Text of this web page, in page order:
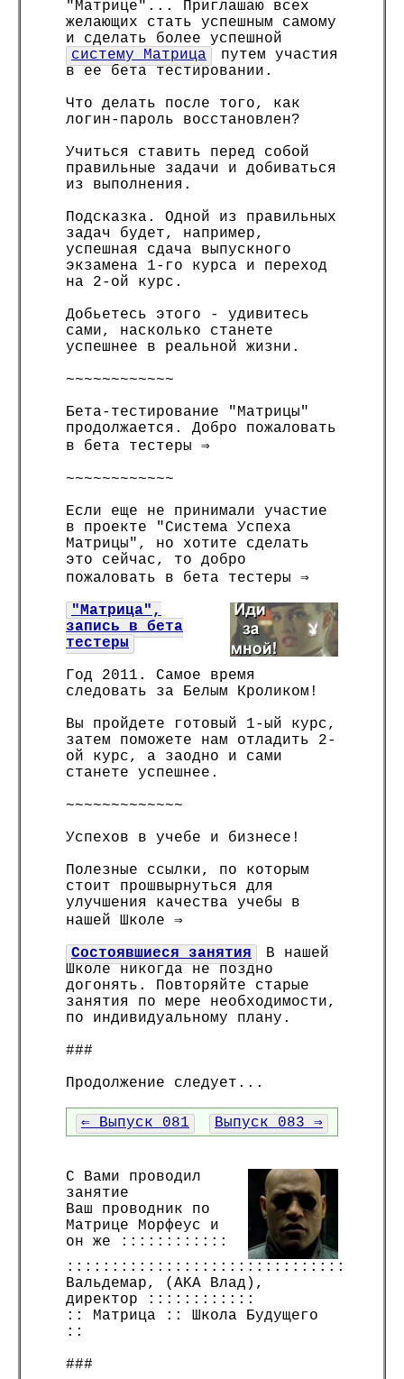
"Матрице"... Приглашаю всех
желающих стать успешным самому
и сделать более успешной
систему Матрица
путем участия
в ее бета тестировании.
Что делать после того, как
логин-пароль восстановлен?
Учиться ставить перед собой
правильные задачи и добиваться
из выполнения.
Подсказка. Одной из правильных
задач будет, например,
успешная сдача выпускного
экзамена 1-го курса и переход
на 2-ой курс.
Добьетесь этого - удивитесь
сами, насколько станете
успешнее в реальной жизни.
~~~~~~~~~~~~
Бета-тестирование "Матрицы"
продолжается. Добро пожаловать
в бета тестеры ⇒
~~~~~~~~~~~~
Если еще не принимали участие
в проекте "Система Успеха
Матрицы", но хотите сделать
это сейчас, то добро
пожаловать в бета тестеры ⇒
"Матрица",
запись в бета
тестеры
Год 2011. Самое время
следовать за Белым Кроликом!
Вы пройдете готовый 1-ый курс,
затем поможете нам отладить 2-
ой курс, а заодно и сами
станете успешнее.
~~~~~~~~~~~~~
Успехов в учебе и бизнесе!
Полезные ссылки, по которым
стоит прошвырнуться для
улучшения качества учебы в
нашей Школе ⇒
Состоявшиеся занятия
В нашей
Школе никогда не поздно
догонять. Повторяйте старые
занятия по мере необходимости,
по индивидуальному плану.
###
Продолжение следует...
⇐ Выпуск 081 Выпуск 083 ⇒
С Вами проводил
занятие
Ваш проводник по
Матрице Морфеус и
он же ::::::::::::
:::::::::::::::::::::::::::::::
Вальдемар, (AKA Влад),
директор ::::::::::::
:: Матрица :: Школа Будущего
::
###